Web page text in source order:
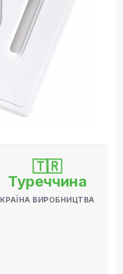
🇹🇷
Туреччина
КРАЇНА ВИРОБНИЦТВА